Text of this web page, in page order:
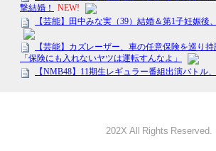
202X All Rights Reserved.